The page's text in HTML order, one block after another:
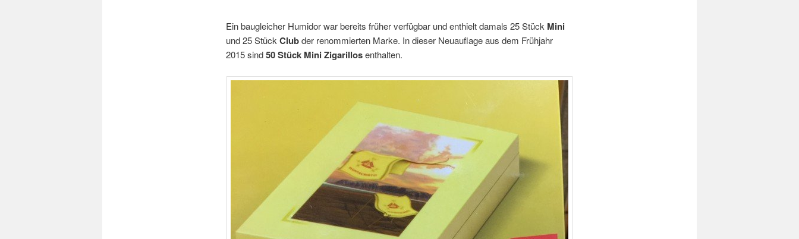
Ein baugleicher Humidor war bereits früher verfügbar und enthielt damals 25 Stück Mini
und 25 Stück Clubder renommierten Marke. In dieser Neuauflage aus dem Frühjahr
2015 sind50 Stück Mini Zigarillosenthalten.